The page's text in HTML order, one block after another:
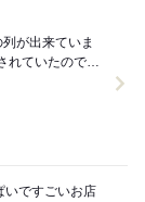
が出来ていま